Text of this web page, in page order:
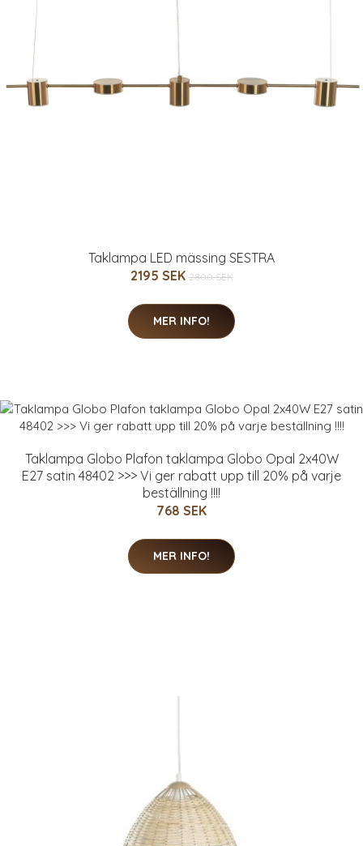
Taklampa LED mässing SESTRA
2195 SEK 2800 SEK
MER INFO!
Taklampa Globo Plafon taklampa Globo Opal 2x40W
E27 satin 48402 >>> Vi ger rabatt upp till 20% på varje
beställning !!!!
768 SEK
MER INFO!